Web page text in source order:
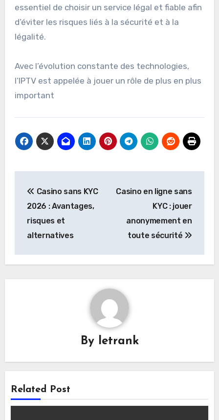
essentiel de choisir un service légal et fiable afin
d’éviter les risques liés à la sécurité et à la
légalité.
Avec l’évolution constante des technologies,
l’IPTV est appelée à jouer un rôle de plus en plus
important
navigation
Casino sans KYC
2026 : Avantages,
risques et
alternatives
Casino en ligne sans
KYC : jouer
anonymement en
toute sécurité
By letrank
Related Post